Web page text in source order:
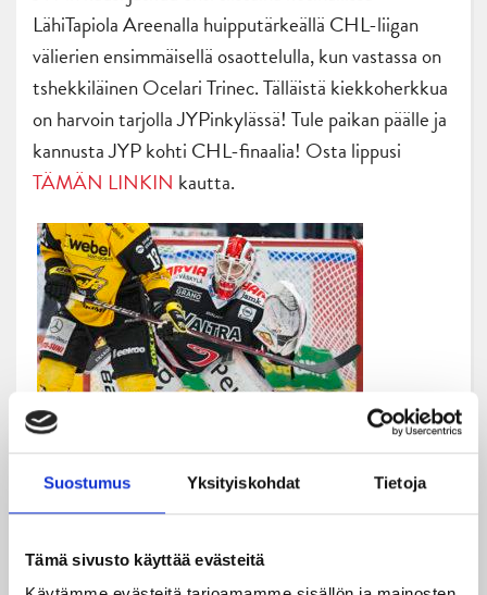
Suostumus Yksityiskohdat Tietoja
Tämä sivusto käyttää evästeitä
LähiTapiola Areenalla huipputärkeällä CHL-liigan
välierien ensimmäisellä osaottelulla, kun vastassa on
tshekkiläinen Ocelari Trinec. Tälläistä kiekkoherkkua
on harvoin tarjolla JYPinkylässä! Tule paikan päälle ja
kannusta JYP kohti CHL-finaalia! Osta lippusi
TÄMÄN LINKIN kautta.
maalilla. Kuvat: Jiri Halttunen.